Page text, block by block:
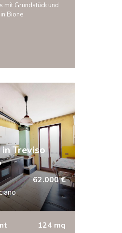
mit Grundstück und
Bione
Treviso
62.000 €
124 mq